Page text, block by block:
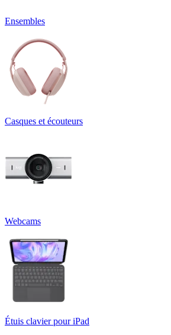
Ensembles
Casques et écouteurs
Webcams
Étuis clavier pour iPad